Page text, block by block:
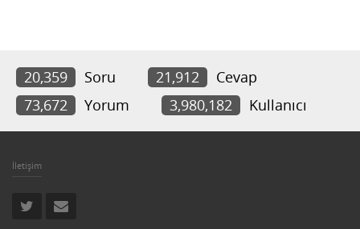
20,359 Soru 21,912
Cevap
73,672
Yorum 3,980,182 Kullanıcı
İletişim